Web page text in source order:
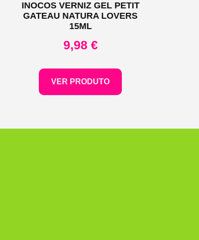
INOCOS VERNIZ GEL PETIT
GATEAU NATURA LOVERS
15ML
9,98 €
VER PRODUTO